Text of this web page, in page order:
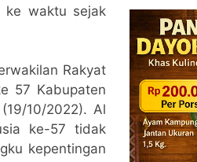
ke waktu sejak
Rakyat
57 Kabupaten
10/2022). Al
ke-57 tidak
kepentingan